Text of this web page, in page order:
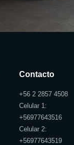
Contacto
+56 2 2857 4508
Celular 1:
+56977643516
Celular 2:
+56977643519